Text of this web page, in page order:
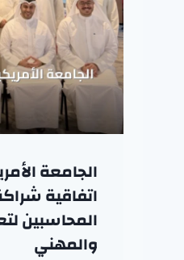
الجامعة
اتفاقية
المحاسبين
والمهني